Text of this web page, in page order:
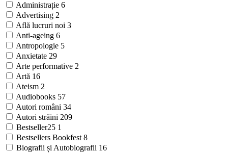
Administrație 6
Advertising 2
Află lucruri noi 3
Anti-ageing 6
Antropologie 5
Anxietate 29
Arte performative 2
Artă 16
Ateism 2
Audiobooks 57
Autori români 34
Autori străini 209
Bestseller25 1
Bestsellers Bookfest 8
Biografii și Autobiografii 16